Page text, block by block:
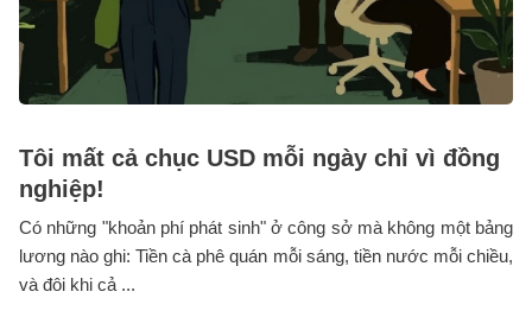
Tôi mất cả chục USD mỗi ngày chỉ vì đồng
nghiệp!
Có những "khoản phí phát sinh" ở công sở mà không một bảng
lương nào ghi: Tiền cà phê quán mỗi sáng, tiền nước mỗi chiều,
và đôi khi cả ...